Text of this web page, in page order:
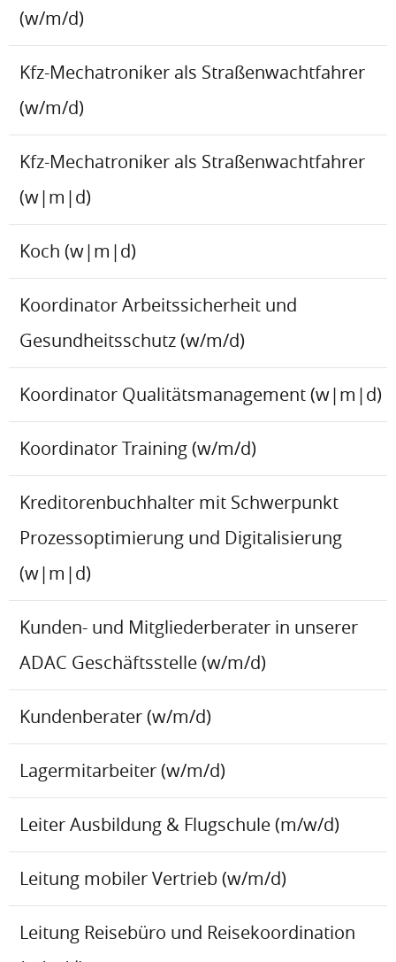
(w/m/d)
Kfz-Mechatroniker als Straßenwachtfahrer
(w/m/d)
Kfz-Mechatroniker als Straßenwachtfahrer
(w|m|d)
Koch (w|m|d)
Koordinator Arbeitssicherheit und
Gesundheitsschutz (w/m/d)
Koordinator Qualitätsmanagement (w|m|d)
Koordinator Training (w/m/d)
Kreditorenbuchhalter mit Schwerpunkt
Prozessoptimierung und Digitalisierung
(w|m|d)
Kunden- und Mitgliederberater in unserer
ADAC Geschäftsstelle (w/m/d)
Kundenberater (w/m/d)
Lagermitarbeiter (w/m/d)
Leiter Ausbildung & Flugschule (m/w/d)
Leitung mobiler Vertrieb (w/m/d)
Leitung Reisebüro und Reisekoordination